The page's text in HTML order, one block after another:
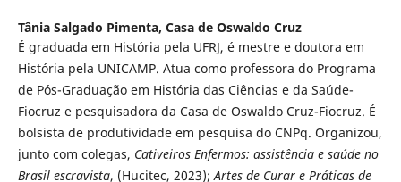
Tânia Salgado Pimenta, Casa de Oswaldo Cruz
É graduada em História pela UFRJ, é mestre e doutora em
História pela UNICAMP. Atua como professora do Programa
de Pós-Graduação em História das Ciências e da Saúde-
Fiocruz e pesquisadora da Casa de Oswaldo Cruz-Fiocruz. É
bolsista de produtividade em pesquisa do CNPq. Organizou,
junto com colegas, Cativeiros Enfermos: assistência e saúde no
Brasil escravista, (Hucitec, 2023);Artes de Curar e Práticas de